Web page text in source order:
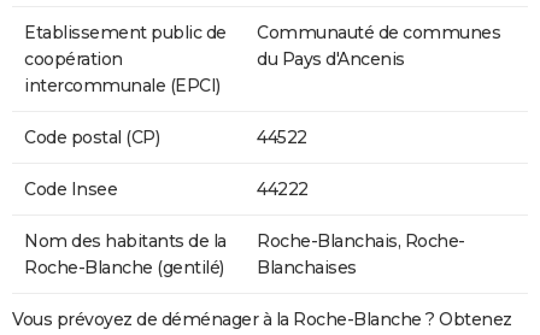
Etablissement public de
coopération
intercommunale (EPCI)
Communauté de communes
du Pays d'Ancenis
Code postal (CP) 44522
Code Insee 44222
Nom des habitants de la
Roche-Blanche (gentilé)
Roche-Blanchais, Roche-
Blanchaises
Vous prévoyez de déménager à la Roche-Blanche ? Obtenez